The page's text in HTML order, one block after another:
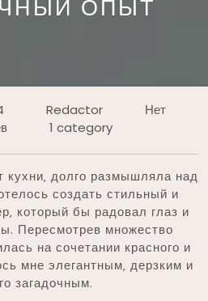
ОПЫТ
Redactor
Нет
1 category
кухни‚ долго размышляла над
создать стильный и
который бы радовал глаз и
Пересмотрев множество
на сочетании красного и
мне элегантным‚ дерзким и
загадочным.